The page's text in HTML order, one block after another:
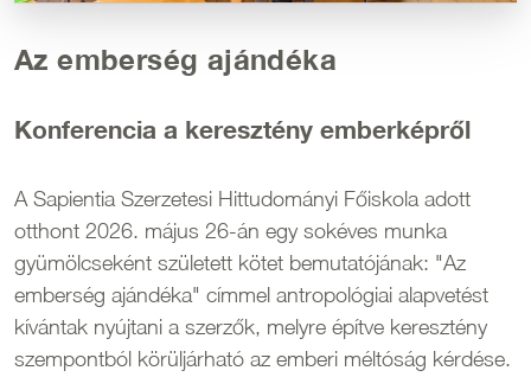
Az emberség ajándéka
Konferencia a keresztény emberképről
A Sapientia Szerzetesi Hittudományi Főiskola adott
otthont 2026. május 26-án egy sokéves munka
gyümölcseként született kötet bemutatójának: "Az
emberség ajándéka" címmel antropológiai alapvetést
kívántak nyújtani a szerzők, melyre építve keresztény
szempontból körüljárható az emberi méltóság kérdése.